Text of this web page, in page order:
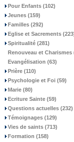
Pour Enfants (102)
Jeunes (159)
Familles (292)
Eglise et Sacrements
Spiritualité (281)
Renouveau et Charismes
Evangélisation (63)
Prière (110)
Psychologie et Foi (59)
Marie (80)
Ecriture Sainte (59)
Questions actuelles (232)
Témoignages (129)
Vies de saints (713)
Formation (158)